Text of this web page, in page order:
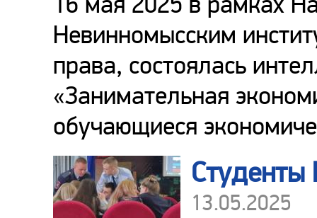
Невинномысским
права, состоялась
«Занимательная
обучающиеся
Студенты
13.05.2025